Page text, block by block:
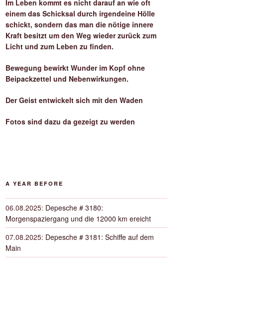
Im Leben kommt es nicht darauf an wie oft
einem das Schicksal durch irgendeine Hölle
schickt, sondern das man die nötige innere
Kraft besitzt um den Weg wieder zurück zum
Licht und zum Leben zu finden.
Bewegung bewirkt Wunder im Kopf ohne
Beipackzettel und Nebenwirkungen.
Der Geist entwickelt sich mit den Waden
Fotos sind dazu da gezeigt zu werden
A YEAR BEFORE
06.08.2025: Depesche # 3180:
Morgenspaziergang und die 12000 km ereicht
07.08.2025: Depesche # 3181: Schiffe auf dem
Main